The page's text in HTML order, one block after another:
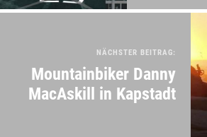
NÄCHSTER BEITRAG:
Mountainbiker Danny
MacAskill in Kapstadt